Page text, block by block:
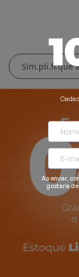
Ao enviar,
gostaria
Blenders
Liquidificadores
Grills e
Chaleiras
Ferros e
Aquecedores
Climatizadores
Ventiladores
Escovas
Secadores
Cortadores de
Pranchas